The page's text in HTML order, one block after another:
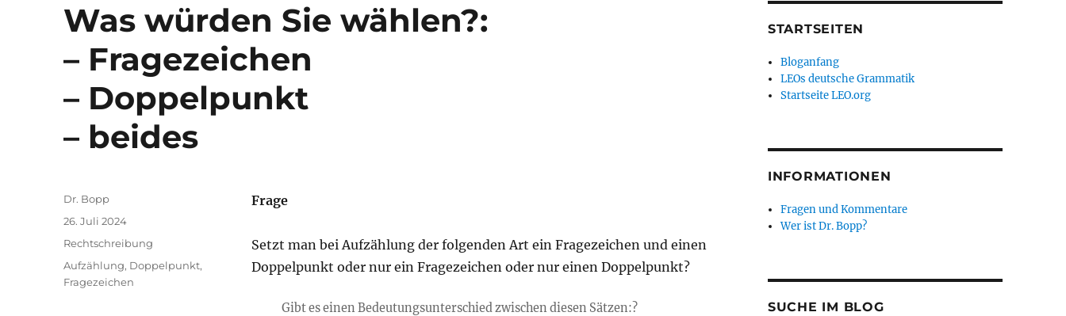
Was würden Sie wählen?:
– Fragezeichen
– Doppelpunkt
– beides
Frage
Setzt man bei Aufzählung der folgenden Art ein Fragezeichen und einen
Doppelpunkt oder nur ein Fragezeichen oder nur einen Doppelpunkt?
Gibt es einen Bedeutungsunterschied zwischen diesen Sätzen:?
Autor
Dr. Bopp
Veröffentlicht
26. Juli 2024
Kategorien
Rechtschreibung
Schlagwörter
Aufzählung, Doppelpunkt,
Fragezeichen
STARTSEITEN
Bloganfang
LEOs deutsche Grammatik
Startseite LEO.org
INFORMATIONEN
Fragen und Kommentare
Wer ist Dr. Bopp?
SUCHE IM BLOG